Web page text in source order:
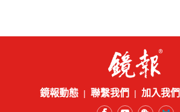
鏡報動態 聯繫我們 加入我們